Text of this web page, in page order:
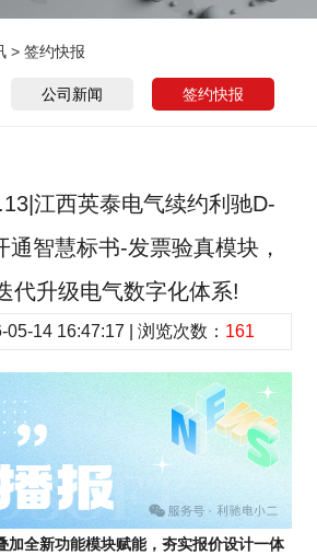
>签约快报
公司新闻 签约快报
江西英泰电气续约利驰D-
通智慧标书-发票验真模块，
代升级电气数字化体系!
14 16:47:17 | 浏览次数： 161
加全新功能模块赋能，夯实报价设计一体